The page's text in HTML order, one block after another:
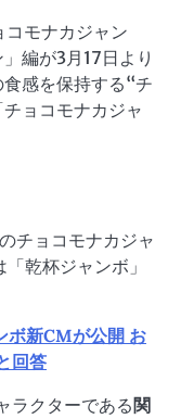
モナカジャン
編が3月17日より
感を保持する“チ
ョコモナカジャ
ョコモナカジャ
乾杯ジャンボ」
ボ新CMが公開 お
回答
ラクターである 関